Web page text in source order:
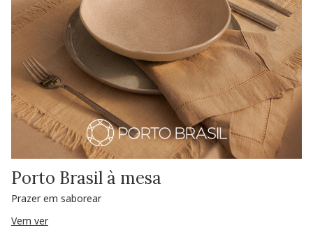
Porto Brasil à mesa
Prazer em saborear
Vem ver